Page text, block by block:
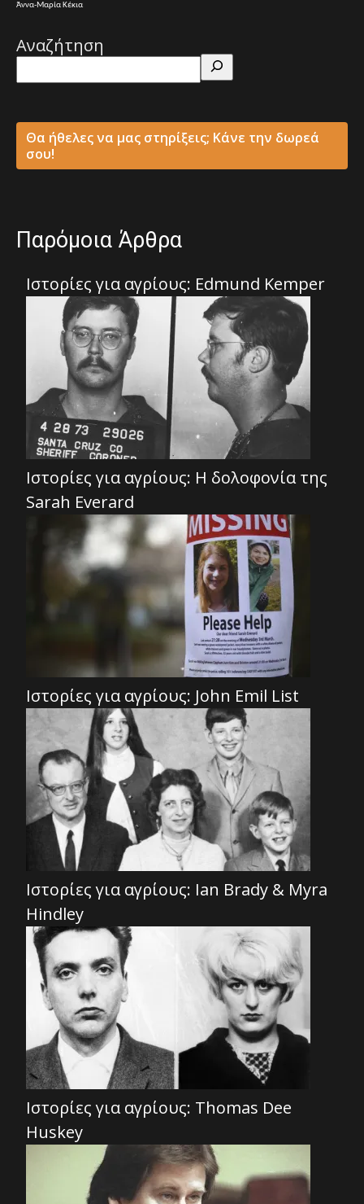
Άννα-Μαρία Κέκια
Αναζήτηση
Θα ήθελες να μας στηρίξεις; Κάνε την δωρεά
σου!
Παρόμοια Άρθρα
Ιστορίες για αγρίους: Edmund Kemper
Ιστορίες για αγρίους: Η δολοφονία της
Sarah Everard
Ιστορίες για αγρίους: John Emil List
Ιστορίες για αγρίους: Ian Brady & Myra
Hindley
Ιστορίες για αγρίους: Thomas Dee
Huskey